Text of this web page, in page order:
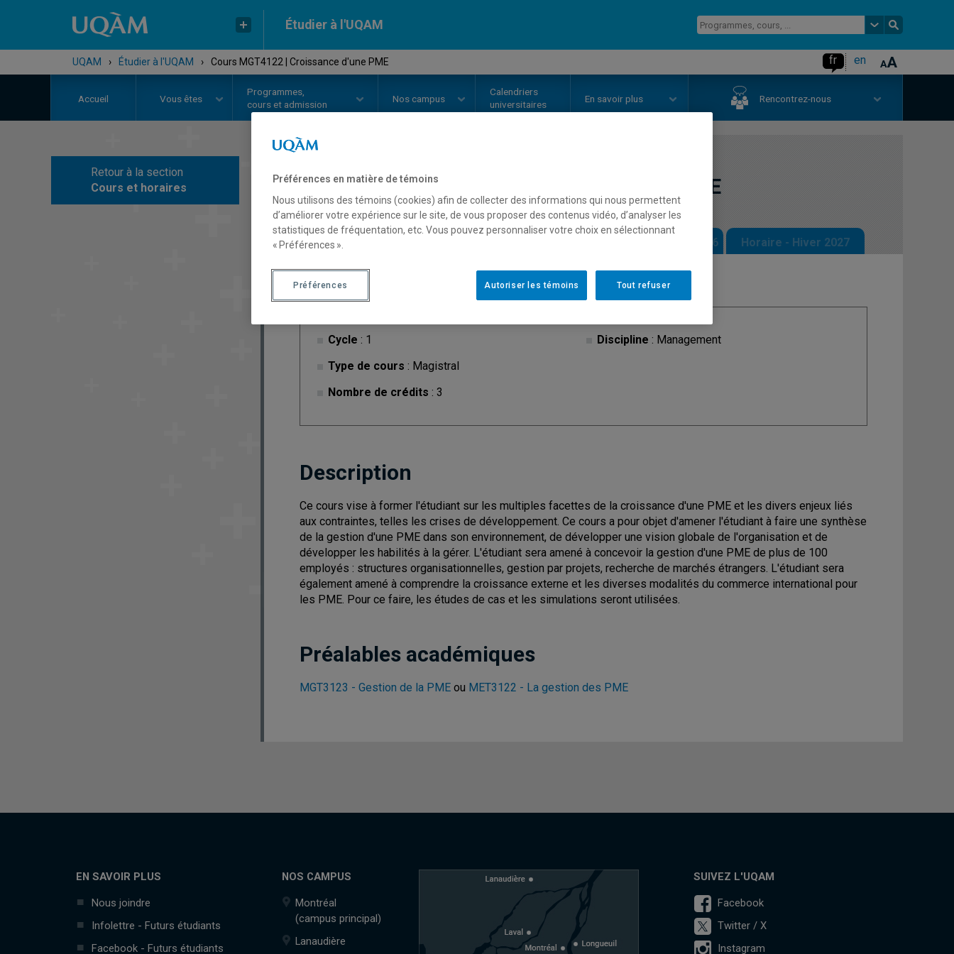
Étudier à l'UQAM
UQAM › Étudier à l'UQAM › Cours MGT4122 | Croissance d'une PME fr en
Accueil Vous êtes
Programmes,
cours et admission
Nos campus
Calendriers
universitaires
En savoir plus Rencontrez-nous
Retour à la section
Cours et horaires
COURS// MGT4122 Croissance d'une PME
Description Horaire - Automne 2026 Horaire - Hiver 2027
Cycle : 1
Type de cours : Magistral
Nombre de crédits : 3
Discipline : Management
Description
Ce cours vise à former l'étudiant sur les multiples facettes de la croissance d'une PME et les divers enjeux liés
aux contraintes, telles les crises de développement. Ce cours a pour objet d'amener l'étudiant à faire une synthèse
de la gestion d'une PME dans son environnement, de développer une vision globale de l'organisation et de
développer les habilités à la gérer. L'étudiant sera amené à concevoir la gestion d'une PME de plus de 100
employés : structures organisationnelles, gestion par projets, recherche de marchés étrangers. L'étudiant sera
également amené à comprendre la croissance externe et les diverses modalités du commerce international pour
les PME. Pour ce faire, les études de cas et les simulations seront utilisées.
Préalables académiques
MGT3123 - Gestion de la PME ou MET3122 - La gestion des PME
EN SAVOIR PLUS
Nous joindre
Infolettre - Futurs étudiants
Facebook - Futurs étudiants
NOS CAMPUS
Montréal
(campus principal)
Lanaudière
SUIVEZ L'UQAM
Facebook
Twitter / X
Instagram
Préférences en matière de témoins
Nous utilisons des témoins (cookies) afin de collecter des informations qui nous permettent
d’améliorer votre expérience sur le site, de vous proposer des contenus vidéo, d’analyser les
statistiques de fréquentation, etc. Vous pouvez personnaliser votre choix en sélectionnant
« Préférences ».
Tout refuser
Autoriser les témoins
Préférences